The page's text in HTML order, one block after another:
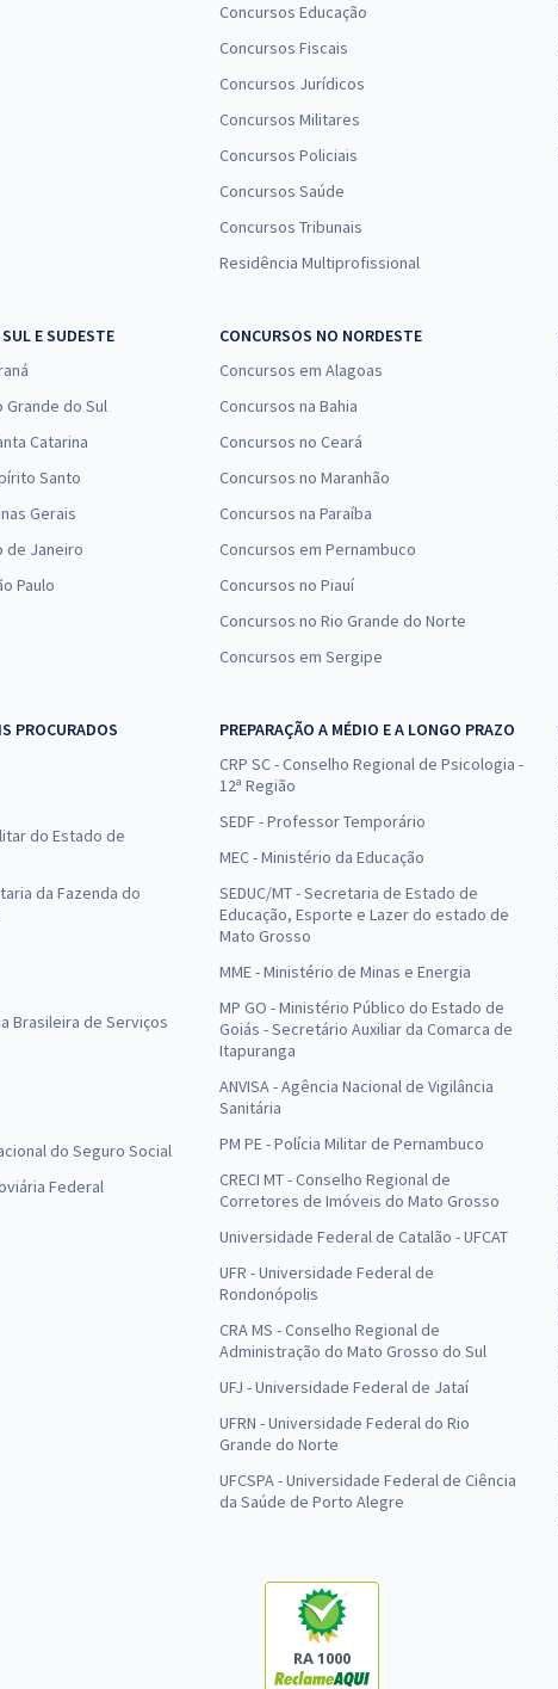
Concursos Educação
Concursos Fiscais
Concursos Jurídicos
Concursos Militares
Concursos Policiais
Concursos Saúde
Concursos Tribunais
Residência Multiprofissional
E SUDESTE
Grande do Sul
Catarina
Santo
Gerais
de Janeiro
Paulo
CONCURSOS NO NORDESTE
Concursos em Alagoas
Concursos na Bahia
Concursos no Ceará
Concursos no Maranhão
Concursos na Paraíba
Concursos em Pernambuco
Concursos no Piauí
Concursos no Rio Grande do Norte
Concursos em Sergipe
PROCURADOS
do Estado de
da Fazenda do
Brasileira de Serviços
do Seguro Social
Federal
PREPARAÇÃO A MÉDIO E A LONGO PRAZO
CRP SC - Conselho Regional de Psicologia -
12ª Região
SEDF - Professor Temporário
MEC - Ministério da Educação
SEDUC/MT - Secretaria de Estado de
Educação, Esporte e Lazer do estado de
Mato Grosso
MME - Ministério de Minas e Energia
MP GO - Ministério Público do Estado de
Goiás - Secretário Auxiliar da Comarca de
Itapuranga
ANVISA - Agência Nacional de Vigilância
Sanitária
PM PE - Polícia Militar de Pernambuco
CRECI MT - Conselho Regional de
Corretores de Imóveis do Mato Grosso
Universidade Federal de Catalão - UFCAT
UFR - Universidade Federal de
Rondonópolis
CRA MS - Conselho Regional de
Administração do Mato Grosso do Sul
UFJ - Universidade Federal de Jataí
UFRN - Universidade Federal do Rio
Grande do Norte
UFCSPA - Universidade Federal de Ciência
da Saúde de Porto Alegre
RA 1000